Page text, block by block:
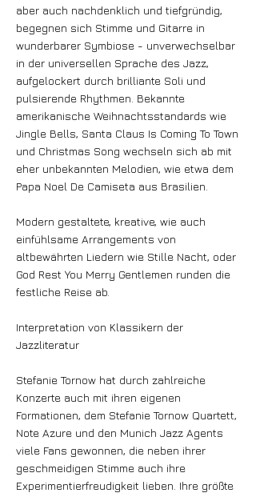
aber auch nachdenklich und tiefgründig,
begegnen sich Stimme und Gitarre in
wunderbarer Symbiose - unverwechselbar
in der universellen Sprache des Jazz,
aufgelockert durch brilliante Soli und
pulsierende Rhythmen. Bekannte
amerikanische Weihnachtsstandards wie
Jingle Bells, Santa Claus Is Coming To Town
und Christmas Song wechseln sich ab mit
eher unbekannten Melodien, wie etwa dem
Papa Noel De Camiseta aus Brasilien.
Modern gestaltete, kreative, wie auch
einfühlsame Arrangements von
altbewährten Liedern wie Stille Nacht, oder
God Rest You Merry Gentlemen runden die
festliche Reise ab.
Interpretation von Klassikern der
Jazzliteratur
Stefanie Tornow hat durch zahlreiche
Konzerte auch mit ihren eigenen
Formationen, dem Stefanie Tornow Quartett,
Note Azure und den Munich Jazz Agents
viele Fans gewonnen, die neben ihrer
geschmeidigen Stimme auch ihre
Experimentierfreudigkeit lieben. Ihre größte